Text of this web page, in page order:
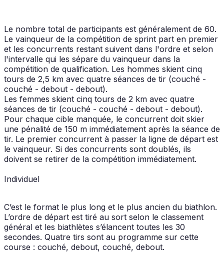
Le nombre total de participants est généralement de 60.
Le vainqueur de la compétition de sprint part en premier
et les concurrents restant suivent dans l'ordre et selon
l'intervalle qui les sépare du vainqueur dans la
compétition de qualification. Les hommes skient cinq
tours de 2,5 km avec quatre séances de tir (couché -
couché - debout - debout).
Les femmes skient cinq tours de 2 km avec quatre
séances de tir (couché - couché - debout - debout).
Pour chaque cible manquée, le concurrent doit skier
une pénalité de 150 m immédiatement après la séance de
tir. Le premier concurrent à passer la ligne de départ est
le vainqueur. Si des concurrents sont doublés, ils
doivent se retirer de la compétition immédiatement.
Individuel
C’est le format le plus long et le plus ancien du biathlon.
L’ordre de départ est tiré au sort selon le classement
général et les biathlètes s’élancent toutes les 30
secondes. Quatre tirs sont au programme sur cette
course : couché, debout, couché, debout.